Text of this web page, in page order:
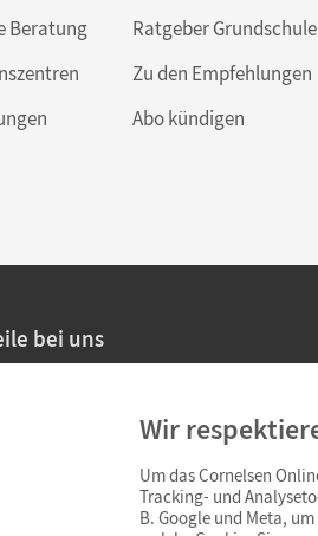
Beratung
Ratgeber Grundschule
Zu den Empfehlungen
Abo kündigen
bei uns
Angebote für Lehrkräfte
Einkaufen mit SSL-Verschlüsselung
Wir
Um das Cornelsen
Tracking- und
B. Google und Meta,